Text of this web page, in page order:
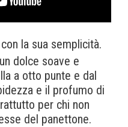
la sua semplicità.
dolce soave e
a otto punte e dal
e il profumo di
per chi non
del panettone.